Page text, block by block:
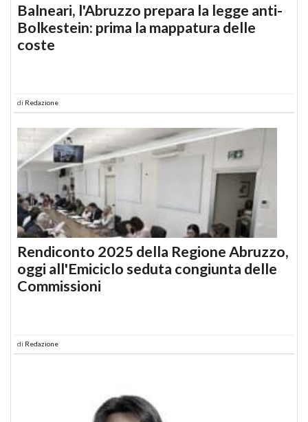
Balneari, l'Abruzzo prepara la legge anti-
Bolkestein: prima la mappatura delle
coste
di Redazione
Rendiconto 2025 della Regione Abruzzo,
oggi all'Emiciclo seduta congiunta delle
Commissioni
di Redazione